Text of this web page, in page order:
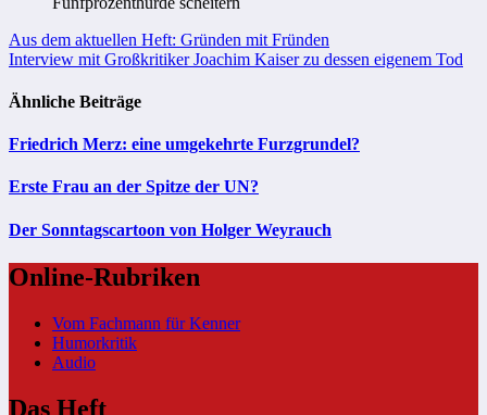
Beitragsnavigation
Aus dem aktuellen Heft: Gründen mit Fründen
Interview mit Großkritiker Joachim Kaiser zu dessen eigenem Tod
Ähnliche Beiträge
Friedrich Merz: eine umgekehrte Furzgrundel?
Erste Frau an der Spitze der UN?
Der Sonntagscartoon von Holger Weyrauch
Online-Rubriken
Vom Fachmann für Kenner
Humorkritik
Audio
Das Heft